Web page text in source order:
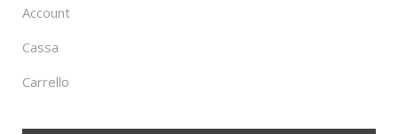
Account
Cassa
Carrello